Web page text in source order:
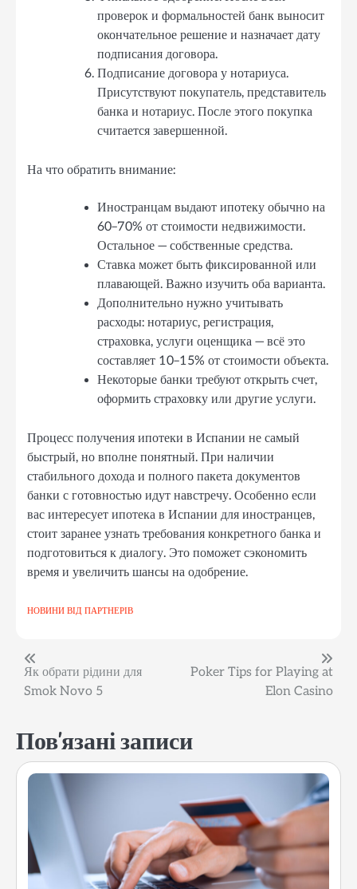
проверок и формальностей банк выносит
окончательное решение и назначает дату
подписания договора.
Подписание договора у нотариуса.
Присутствуют покупатель, представитель
банка и нотариус. После этого покупка
считается завершенной.
На что обратить внимание:
Иностранцам выдают ипотеку обычно на
60–70% от стоимости недвижимости.
Остальное — собственные средства.
Ставка может быть фиксированной или
плавающей. Важно изучить оба варианта.
Дополнительно нужно учитывать
расходы: нотариус, регистрация,
страховка, услуги оценщика — всё это
составляет 10–15% от стоимости объекта.
Некоторые банки требуют открыть счет,
оформить страховку или другие услуги.
Процесс получения ипотеки в Испании не самый
быстрый, но вполне понятный. При наличии
стабильного дохода и полного пакета документов
банки с готовностью идут навстречу. Особенно если
вас интересует ипотека в Испании для иностранцев,
стоит заранее узнать требования конкретного банка и
подготовиться к диалогу. Это поможет сэкономить
время и увеличить шансы на одобрение.
НОВИНИ ВІД ПАРТНЕРІВ
Навігація
Як обрати рідини для
Smok Novo 5
Poker Tips for Playing at
Elon Casino
Пов'язані записи